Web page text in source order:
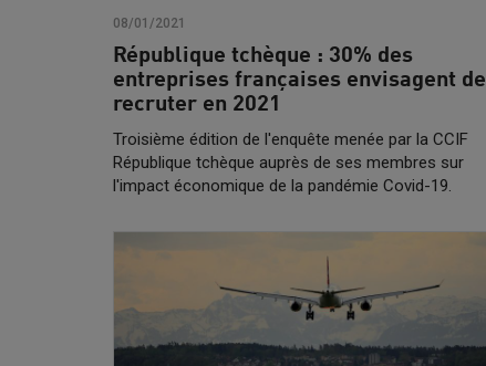
08/01/2021
République tchèque : 30% des
entreprises françaises envisagent de
recruter en 2021
Troisième édition de l'enquête menée par la CCIF
République tchèque auprès de ses membres sur
l'impact économique de la pandémie Covid-19.